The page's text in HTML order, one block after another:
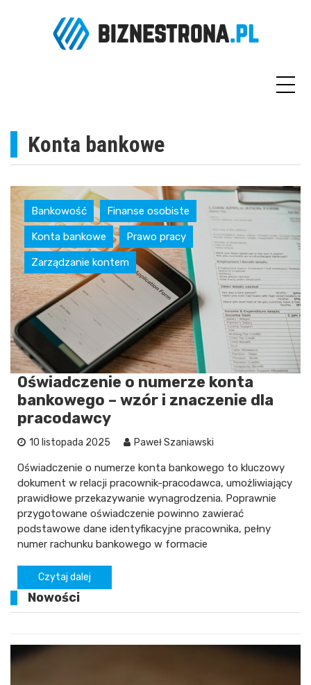
Konta bankowe
Bankowość Finanse osobiste
Konta bankowe Prawo pracy
Zarządzanie kontem
Oświadczenie o numerze konta
bankowego – wzór i znaczenie dla
pracodawcy
10 listopada 2025 Paweł Szaniawski
Oświadczenie o numerze konta bankowego to kluczowy
dokument w relacji pracownik-pracodawca, umożliwiający
prawidłowe przekazywanie wynagrodzenia. Poprawnie
przygotowane oświadczenie powinno zawierać
podstawowe dane identyfikacyjne pracownika, pełny
numer rachunku bankowego w formacie
Czytaj dalej
Nowości